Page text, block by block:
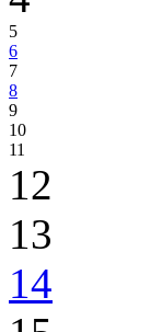
5
6
7
8
9
10
11
12
13
14